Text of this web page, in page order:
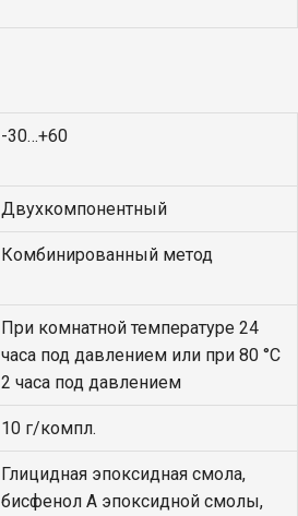
-30…+60
Двухкомпонентный
Комбинированный метод
При комнатной температуре 24
часа под давлением или при 80 °С
2 часа под давлением
10 г/компл.
Глицидная эпоксидная смола,
бисфенол А эпоксидной смолы,